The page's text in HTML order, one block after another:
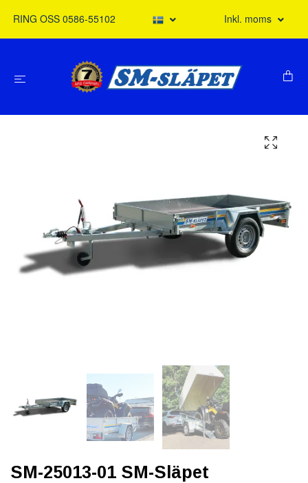
RING OSS 0586-55102 Inkl. moms
SM-25013-01 SM-Släpet